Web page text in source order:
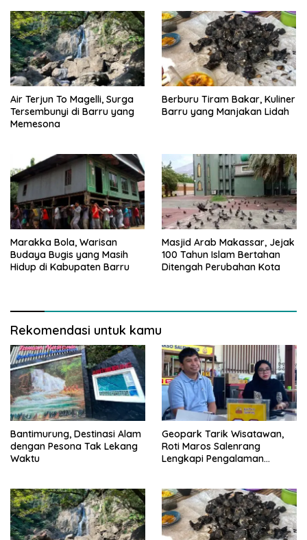
Air Terjun To Magelli, Surga
Tersembunyi di Barru yang
Memesona
Berburu Tiram Bakar, Kuliner
Barru yang Manjakan Lidah
Marakka Bola, Warisan
Budaya Bugis yang Masih
Hidup di Kabupaten Barru
Masjid Arab Makassar, Jejak
100 Tahun Islam Bertahan
Ditengah Perubahan Kota
Rekomendasi untuk kamu
Bantimurung, Destinasi Alam
dengan Pesona Tak Lekang
Waktu
Geopark Tarik Wisatawan,
Roti Maros Salenrang
Lengkapi Pengalaman